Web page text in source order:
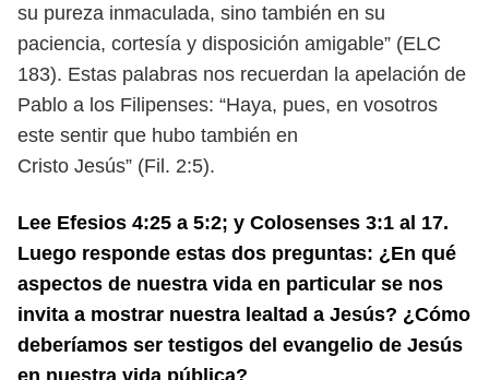
su pureza inmaculada, sino también en su
paciencia, cortesía y disposición amigable” (ELC
183). Estas palabras nos recuerdan la apelación de
Pablo a los Filipenses: “Haya, pues, en vosotros
este sentir que hubo también en
Cristo Jesús” (Fil. 2:5).
Lee Efesios 4:25 a 5:2; y Colosenses 3:1 al 17.
Luego responde estas dos preguntas: ¿En qué
aspectos de nuestra vida en particular se nos
invita a mostrar nuestra lealtad a Jesús? ¿Cómo
deberíamos ser testigos del evangelio de Jesús
en nuestra vida pública?